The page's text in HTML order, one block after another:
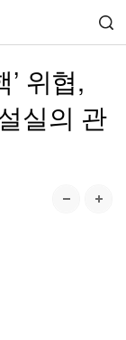
위협,
실의 관